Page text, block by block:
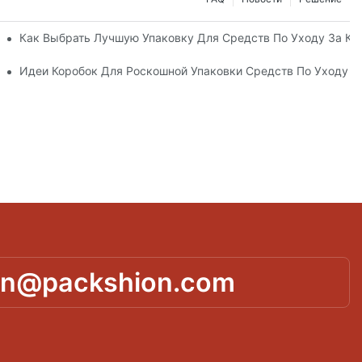
Упаковочные Решения
Как Выбрать Лучшую Упаковку Для Средств По Уходу За
Кожей, Повышающий Лояльность К Бренду
Идеи Коробок Для Роскошной Упаковки Средств По Уходу